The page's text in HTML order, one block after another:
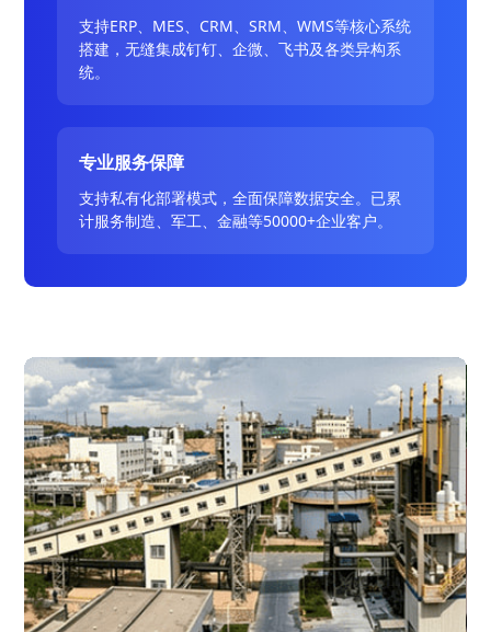
支持ERP、MES、CRM、SRM、WMS等核心系统
搭建，无缝集成钉钉、企微、飞书及各类异构系
统。
专业服务保障
支持私有化部署模式，全面保障数据安全。已累
计服务制造、军工、金融等50000+企业客户。